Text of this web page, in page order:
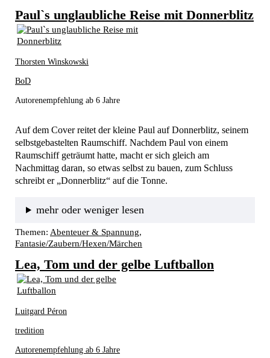
Paul`s unglaubliche Reise mit Donnerblitz
Thorsten Winskowski
BoD
Autorenempfehlung ab 6 Jahre
Auf dem Cover reitet der kleine Paul auf Donnerblitz, seinem
selbstgebastelten Raumschiff. Nachdem Paul von einem
Raumschiff geträumt hatte, macht er sich gleich am
Nachmittag daran, so etwas selbst zu bauen, zum Schluss
schreibt er „Donnerblitz“ auf die Tonne.
mehr oder weniger lesen
Themen: Abenteuer & Spannung
Fantasie/Zaubern/Hexen/Märchen
Lea, Tom und der gelbe Luftballon
Luitgard Péron
tredition
Autorenempfehlung ab 6 Jahre